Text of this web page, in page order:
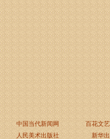
中国当代新闻网
百花文
人民美术出版社 新华